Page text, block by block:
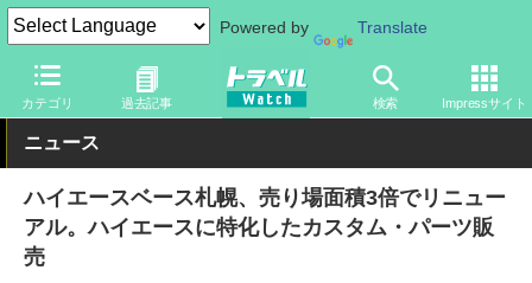
Powered by Translate
カテゴリ 過去記事 検索 Impressサイト
トラベル Watch 地域 国内旅行 北海道
ニュース
ハイエースベース札幌、売り場面積3倍でリニュー
アル。ハイエースに特化したカスタム・パーツ販
売